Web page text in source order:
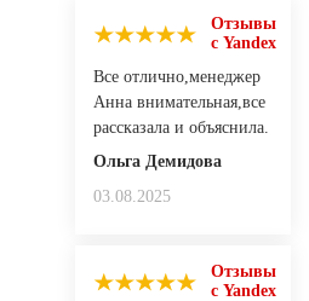
Отзывы
с Yandex
Все отлично,менеджер
Анна внимательная,все
рассказала и объяснила.
Ольга Демидова
03.08.2025
Отзывы
с Yandex